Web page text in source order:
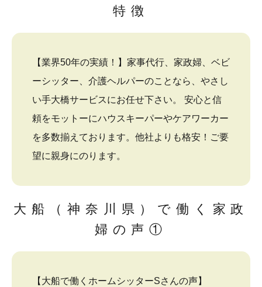
特徴
【業界50年の実績！】家事代行、家政婦、ベビ
ーシッター、介護ヘルパーのことなら、やさし
い手大橋サービスにお任せ下さい。 安心と信
頼をモットーにハウスキーパーやケアワーカー
を多数揃えております。他社よりも格安！ご要
望に親身にのります。
大船（神奈川県）で働く家政
婦の声①
【大船で働くホームシッターSさんの声】